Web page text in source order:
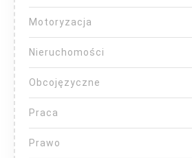
Motoryzacja
Nieruchomości
Obcojęzyczne
Praca
Prawo